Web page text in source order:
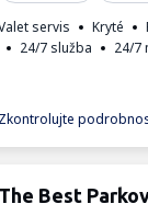
servis Kryté
24/7 služba
24/7
Zkontrolujte
The Best